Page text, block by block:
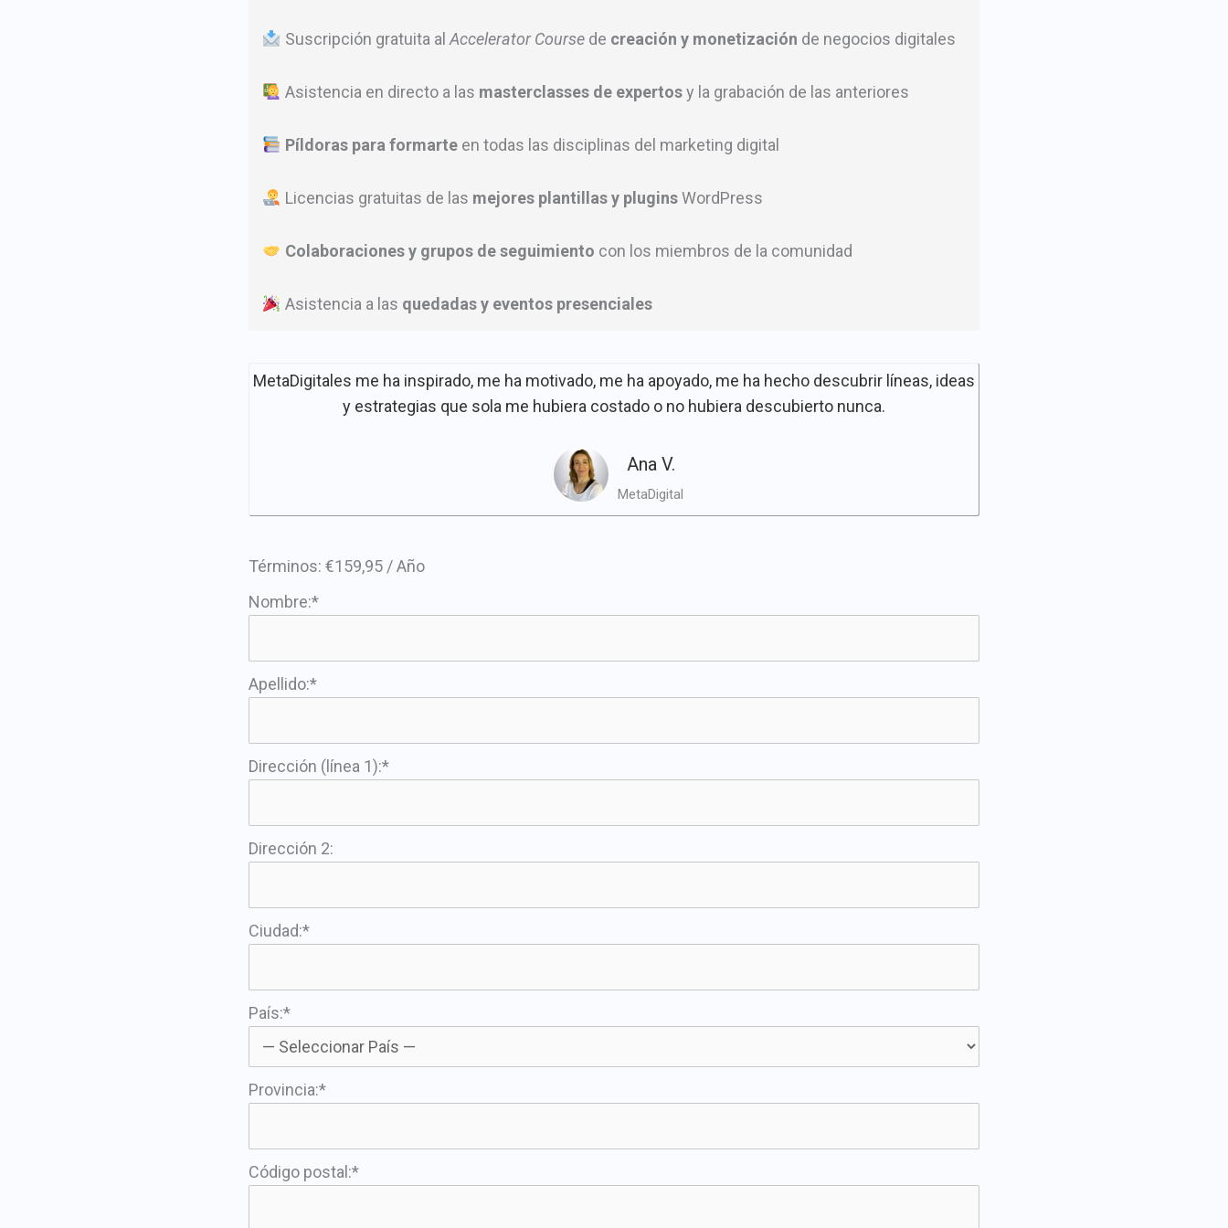
Suscripción gratuita al Accelerator Coursede creación y monetización de negocios digitales
Asistencia en directo a las masterclasses de expertosy la grabación de las anteriores
Píldoras para formarteen todas las disciplinas del marketing digital
Licencias gratuitas de las mejores plantillas y pluginsWordPress
Colaboraciones y grupos de seguimiento con los miembros de la comunidad
Asistencia a las quedadas y eventos presenciales
MetaDigitales me ha inspirado, me ha motivado, me ha apoyado, me ha hecho descubrir líneas, ideas
y estrategias que sola me hubiera costado o no hubiera descubierto nunca.
Ana V.
MetaDigital
Términos: €159,95 / Año
Nombre:*
Apellido:*
Dirección (línea 1):*
Dirección 2:
Ciudad:*
País:*
Provincia:*
Código postal:*